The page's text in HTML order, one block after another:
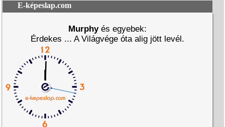
E-képeslap.com
Murphyés egyebek:
Érdekes ... A Világvége óta alig jött levél.